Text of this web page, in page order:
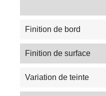
Finition de bord
Finition de surface
Variation de teinte